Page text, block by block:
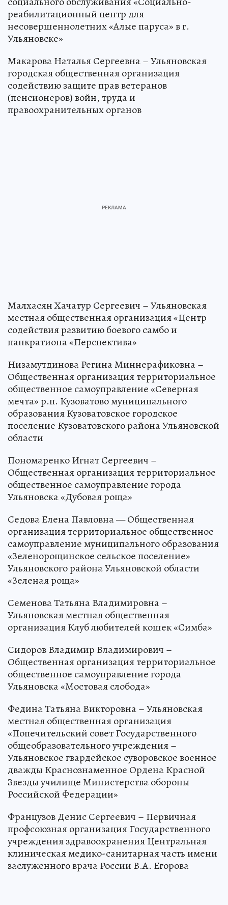
реабилитационный центр для
несовершеннолетних «Алые паруса» в г.
Ульяновске»
Макарова Наталья Сергеевна – Ульяновская
городская общественная организация
содействию защите прав ветеранов
(пенсионеров) войн, труда и
правоохранительных органов
Малхасян Хачатур Сергеевич – Ульяновская
местная общественная организация «Центр
содействия развитию боевого самбо и
панкратиона «Перспектива»
Низамутдинова Регина Миннерафиковна –
Общественная организация территориальное
общественное самоуправление «Северная
мечта» р.п. Кузоватово муниципального
образования Кузоватовское городское
поселение Кузоватовского района Ульяновской
области
Пономаренко Игнат Сергеевич –
Общественная организация территориальное
общественное самоуправление города
Ульяновска «Дубовая роща»
Седова Елена Павловна — Общественная
организация территориальное общественное
самоуправление муниципального образования
«Зеленорощинское сельское поселение»
Ульяновского района Ульяновской области
«Зеленая роща»
Семенова Татьяна Владимировна –
Ульяновская местная общественная
организация Клуб любителей кошек «Симба»
Сидоров Владимир Владимирович –
Общественная организация территориальное
общественное самоуправление города
Ульяновска «Мостовая слобода»
Федина Татьяна Викторовна – Ульяновская
местная общественная организация
«Попечительский совет Государственного
общеобразовательного учреждения –
Ульяновское гвардейское суворовское военное
дважды Краснознаменное Ордена Красной
Звезды училище Министерства обороны
Российской Федерации»
Французов Денис Сергеевич – Первичная
профсоюзная организация Государственного
учреждения здравоохранения Центральная
клиническая медико-санитарная часть имени
заслуженного врача России В.А. Егорова